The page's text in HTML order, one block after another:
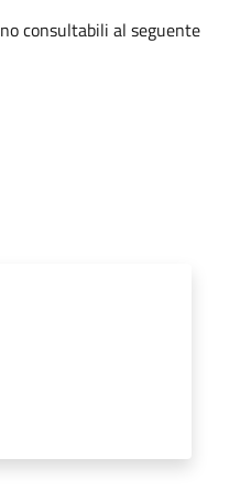
consultabili al seguente